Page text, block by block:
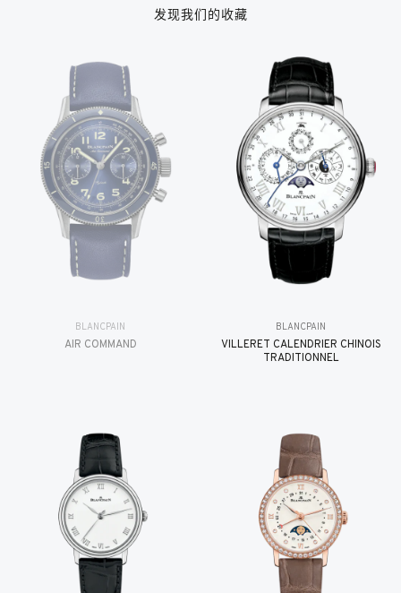
发现我们的收藏
BLANCPAIN
AIR COMMAND
BLANCPAIN
VILLERET CALENDRIER CHINOIS
TRADITIONNEL